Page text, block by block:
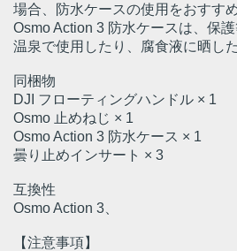
場合、防水ケースの使用をおすす
Osmo Action 3 防水ケースは、保
温泉で使用したり、腐食液に晒し
同梱物
DJI フローティングハンドル × 1
Osmo 止めねじ × 1
Osmo Action 3 防水ケース × 1
曇り止めインサート × 3
互換性
Osmo Action 3、
【注意事項】